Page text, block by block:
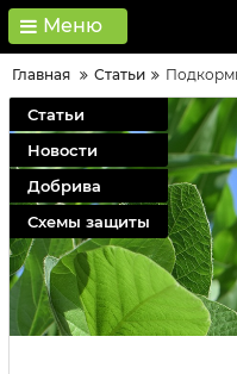
Меню
Главная Статьи
Статьи
Новости
Добрива
Схемы защиты